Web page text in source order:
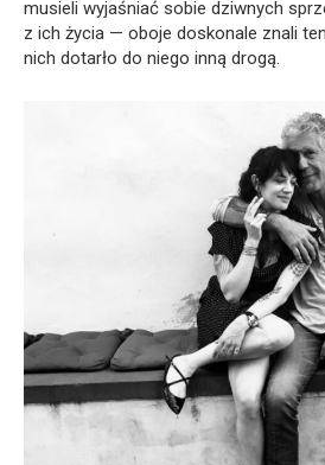
musieli wyjaśniać sobie dziwnych
z ich życia — oboje doskonale znali
nich dotarło do niego inną drogą.